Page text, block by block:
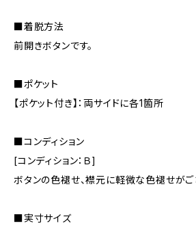
■着脱方法
前開きボタンです。
■ポケット
【ポケット付き】：両サイドに各1箇所
■コンディション
[コンディション：Ｂ]
ボタンの色褪せ、襟元に軽微な色褪せがご
■実寸サイズ